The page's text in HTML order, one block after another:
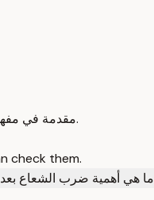
مقدمة في مفهوم الشعاع في الجبر الخطي من وجهات نظر مختلفة مع التركيز على التعريف الهندسي والعمليات الأساسية.
check them.
ما هي أهمية ضرب الشعاع